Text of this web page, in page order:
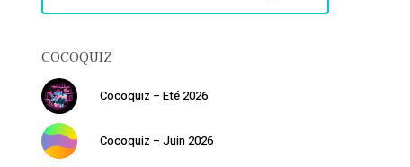
Votre panier est vide.
Retourner à la librairie
COCOQUIZ
Cocoquiz – Eté 2026
Cocoquiz – Juin 2026